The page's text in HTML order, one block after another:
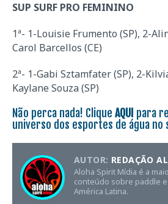
SUP SURF PRO FEMININO
1ª- 1-Louisie Frumento (SP), 2-
Carol Barcellos (CE)
2ª- 1-Gabi Sztamfater (SP), 2-
Kaylane Souza (SP)
Não perca nada! Clique AQUI para
universo dos esportes de água no
AUTOR: REDAÇÃO
Aloha Spirit Mídia é a
conteúdo sobre paddle
América Latina.